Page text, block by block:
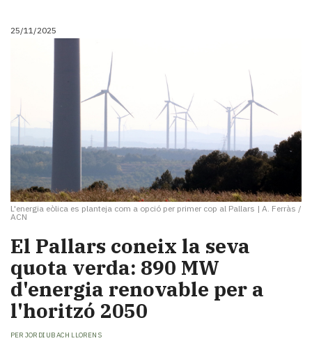
25/11/2025
L'energia eòlica es planteja com a opció per primer cop al Pallars | A. Ferràs /
ACN
El Pallars coneix la seva
quota verda: 890 MW
d'energia renovable per a
l'horitzó 2050
PER JORDI UBACH LLORENS